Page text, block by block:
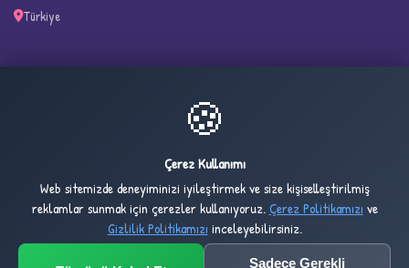
Türkiye
5,406
DÜN
1,034,279
TOPLAM
🍪
Çerez Kullanımı
Web sitemizde deneyiminizi iyileştirmek ve size kişiselleştirilmiş
reklamlar sunmak için çerezler kullanıyoruz.Çerez Politikamızı ve
Gizlilik Politikamızı inceleyebilirsiniz.
Sadece Gerekli